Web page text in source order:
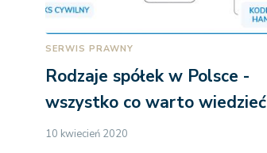
SERWIS PRAWNY
Rodzaje spółek w Polsce -
wszystko co warto wiedzieć
10 kwiecień 2020